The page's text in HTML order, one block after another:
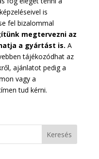
is
fel bizalommal
megtervezni az
a gyártást is. A
tájékozódhat az
ajánlatot pedig a
vagy a
tud kérni.